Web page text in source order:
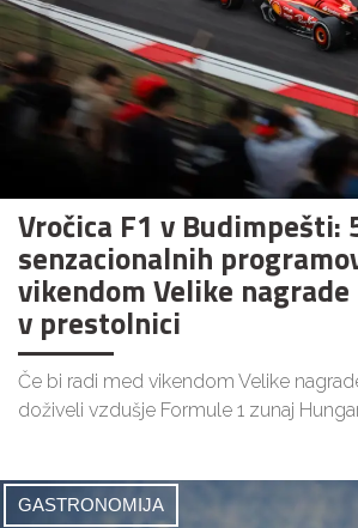
Vročica F1 v Budimpešti:
senzacionalnih
vikendom Velike
v prestolnici
Če bi radi med vikendom Velike
doživeli vzdušje Formule 1 zunaj
GASTRONOMIJA